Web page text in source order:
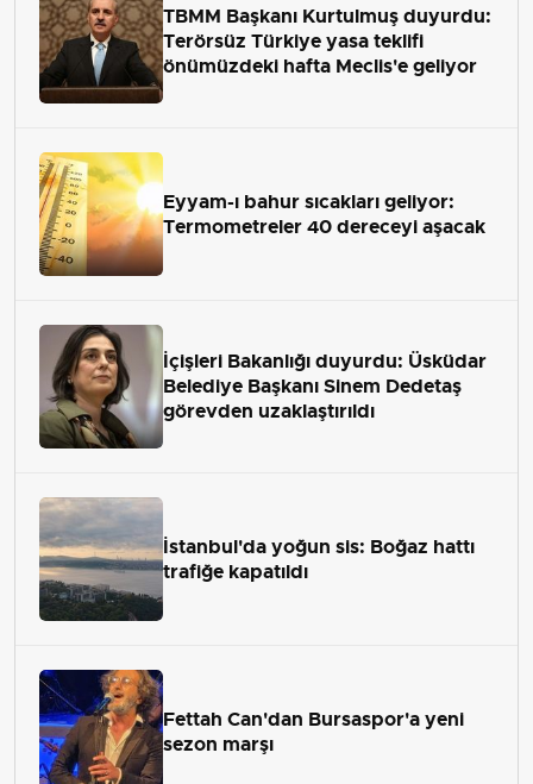
TBMM Başkanı Kurtulmuş duyurdu:
Terörsüz Türkiye yasa teklifi
önümüzdeki hafta Meclis'e geliyor
Eyyam-ı bahur sıcakları geliyor:
Termometreler 40 dereceyi aşacak
İçişleri Bakanlığı duyurdu: Üsküdar
Belediye Başkanı Sinem Dedetaş
görevden uzaklaştırıldı
İstanbul'da yoğun sis: Boğaz hattı
trafiğe kapatıldı
Fettah Can'dan Bursaspor'a yeni
sezon marşı